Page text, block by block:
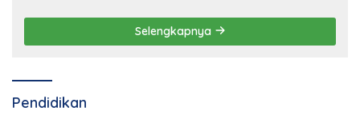
Selengkapnya
Pendidikan